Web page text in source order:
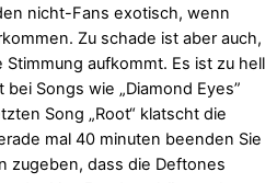
nicht-Fans exotisch, wenn
Zu schade ist aber auch,
aufkommt. Es ist zu hell
Songs wie „Diamond Eyes”
Song „Root“ klatscht die
mal 40 minuten beenden Sie
zugeben, dass die Deftones